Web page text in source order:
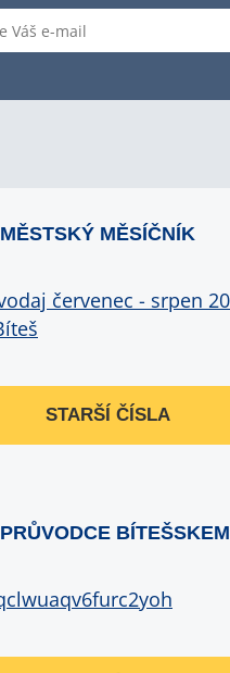
MĚSTSKÝ MĚSÍČNÍK
STARŠÍ ČÍSLA
PRŮVODCE BÍTEŠSKEM